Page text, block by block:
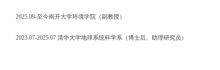
2025.09-至今南开大学环境学院（副教授）
2023.07-2025.07 清华大学地球系统科学系（博士后、助理研究员）